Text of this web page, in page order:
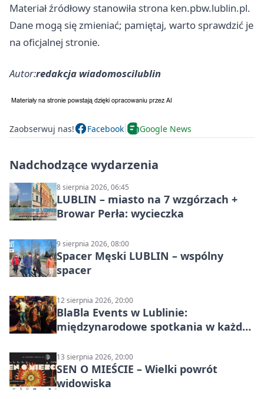
Materiał źródłowy stanowiła strona ken.pbw.lublin.pl.
Dane mogą się zmieniać; pamiętaj, warto sprawdzić je
na oficjalnej stronie.
Autor:redakcja wiadomoscilublin
Zaobserwuj nas! Facebook Google News
Nadchodzące wydarzenia
8 sierpnia 2026, 06:45
LUBLIN – miasto na 7 wzgórzach +
Browar Perła: wycieczka
9 sierpnia 2026, 08:00
Spacer Męski LUBLIN – wspólny
spacer
12 sierpnia 2026, 20:00
BlaBla Events w Lublinie:
międzynarodowe spotkania w każdą
13 sierpnia 2026, 20:00
SEN O MIEŚCIE – Wielki powrót
widowiska